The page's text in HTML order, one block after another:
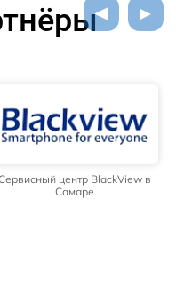
центр BlackView в
Самаре